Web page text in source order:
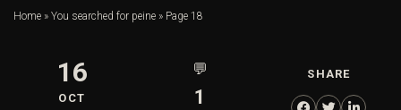
Home » You searched for peine » Page 18
16
OCT
💬
1
SHARE